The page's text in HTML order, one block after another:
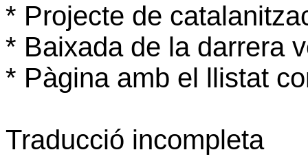
* Projecte de
* Baixada de la darrera
* Pàgina amb el llistat
Traducció incompleta